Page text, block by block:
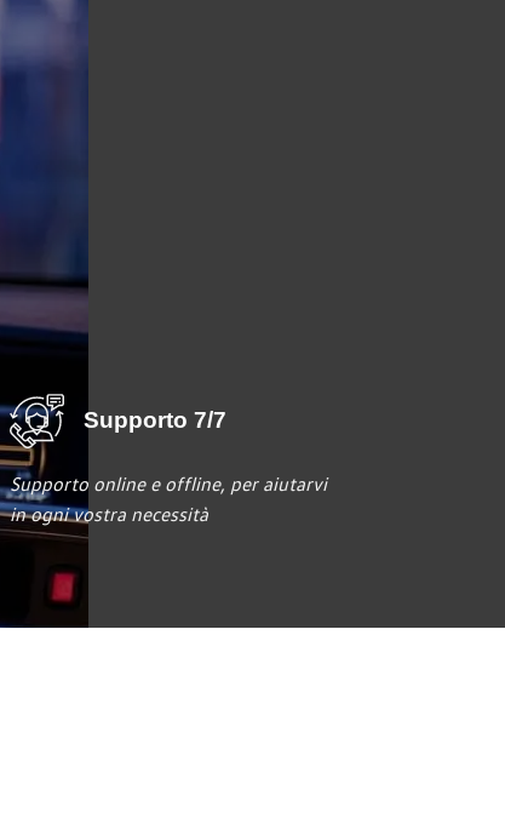
Supporto 7/7
Supporto online e offline, per aiutarvi
in ogni vostra necessità